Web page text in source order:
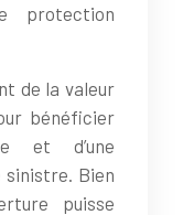
protection
de la valeur
bénéficier
et d’une
sinistre. Bien
puisse